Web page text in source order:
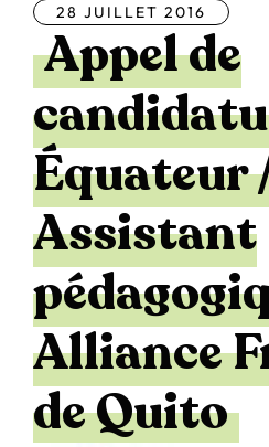
28 JUILLET 2016
Appel de
Équateur
Assistant
Alliance
de Quito